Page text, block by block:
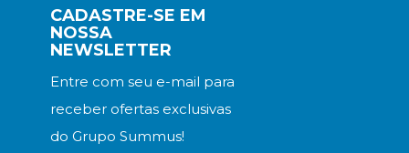
Televisão
(22)
Temas
(30)
Terapia
Ocupacional
CADASTRE-SE EM
NOSSA
NEWSLETTER
Entre com seu e-mail para
receber ofertas exclusivas
do Grupo Summus!